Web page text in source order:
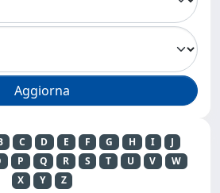
C D E F G H I
J
P Q R S T U V
W
X
Y Z